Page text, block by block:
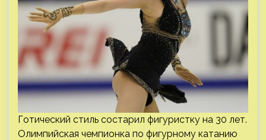
Готический стиль состарил фигуристку на 30 лет.
Олимпийская чемпионка по фигурному катанию